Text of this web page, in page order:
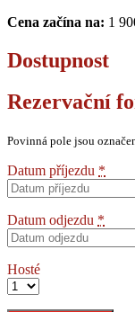
Cena začína na: 1
Dostupnost
Rezervační
Povinná pole jsou
Datum příjezdu *
Datum odjezdu *
Hosté